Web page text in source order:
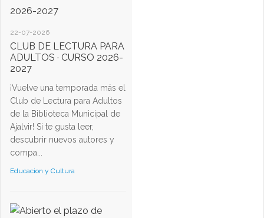
22-07-2026
CLUB DE LECTURA PARA
ADULTOS · CURSO 2026-
2027
¡Vuelve una temporada más el
Club de Lectura para Adultos
de la Biblioteca Municipal de
Ajalvir! Si te gusta leer,
descubrir nuevos autores y
compa...
Educacion y Cultura